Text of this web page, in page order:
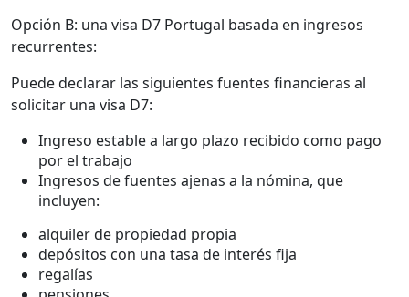
Opción B: una visa D7 Portugal basada en ingresos
recurrentes:
Puede declarar las siguientes fuentes financieras al
solicitar una visa D7:
Ingreso estable a largo plazo recibido como pago
por el trabajo
Ingresos de fuentes ajenas a la nómina, que
incluyen:
alquiler de propiedad propia
depósitos con una tasa de interés fija
regalías